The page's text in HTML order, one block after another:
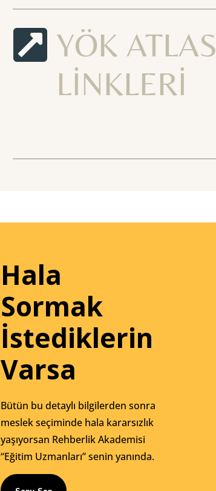
 YÖK ATLAS
LİNKLERİ
Hala
Sormak
İstediklerin
Varsa
Bütün bu detaylı bilgilerden sonra
meslek seçiminde hala kararsızlık
yaşıyorsan Rehberlik Akademisi
“Eğitim Uzmanları” senin yanında.